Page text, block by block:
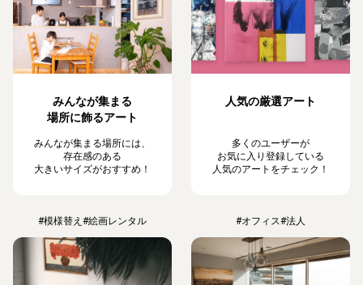
みんなが集まる
場所に飾るアート
みんなが集まる場所には、
存在感のある
大きいサイズがおすすめ！
人気の厳選アート
多くのユーザーが
お気に入り登録している
人気のアートをチェック！
#模様替え #絵画レンタル #オフィス#法人